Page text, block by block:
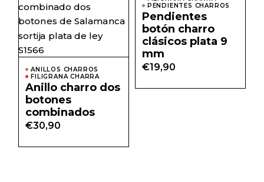
ANILLOS CHARROS
FILIGRANA CHARRA
Anillo charro dos
botones
combinados
€30,90
PENDIENTES CHARROS
Pendientes
botón charro
clásicos plata 9
mm
€19,90